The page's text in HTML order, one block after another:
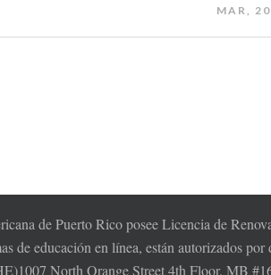
MAR,
de Puerto Rico posee Licencia de
de educación en línea, están autorizados
North Orange Street 4th Floor, MB